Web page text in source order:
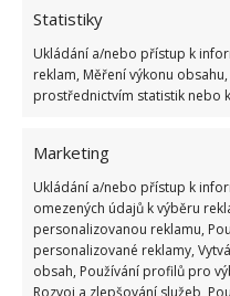
Statistiky
Ukládání a/nebo přístup k
reklam, Měření výkonu
prostřednictvím statistik nebo
Marketing
Ukládání a/nebo přístup k
omezených údajů k výběru
personalizovanou reklamu,
personalizované reklamy,
obsah, Používání profilů pro
Rozvoj a zlepšování služeb,
navíjení. Na jedné
útržků rychle
dva důvody,proč levný
Což vede k čemu?
koupené, dvakrát placené“.
nakoupíte v krátkém
spotřebě.
Zdroj:Xitrosti